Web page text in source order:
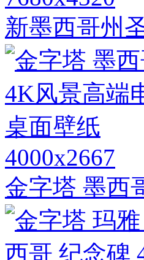
新墨西哥州
4000x2667
金字塔 墨西